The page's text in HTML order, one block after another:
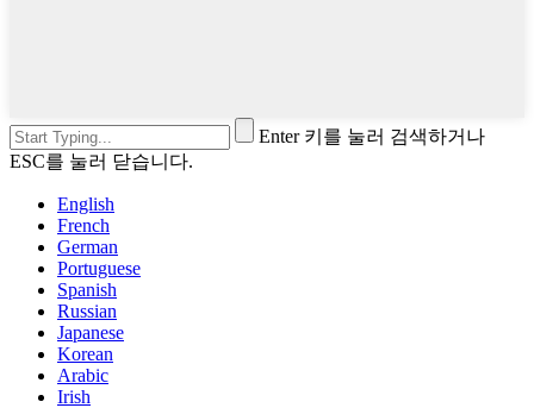
Enter 키를 눌러 검색하거나
ESC를 눌러 닫습니다.
English
French
German
Portuguese
Spanish
Russian
Japanese
Korean
Arabic
Irish